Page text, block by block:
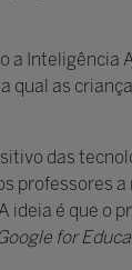
a Inteligência
qual as
das
professores
é que o
for